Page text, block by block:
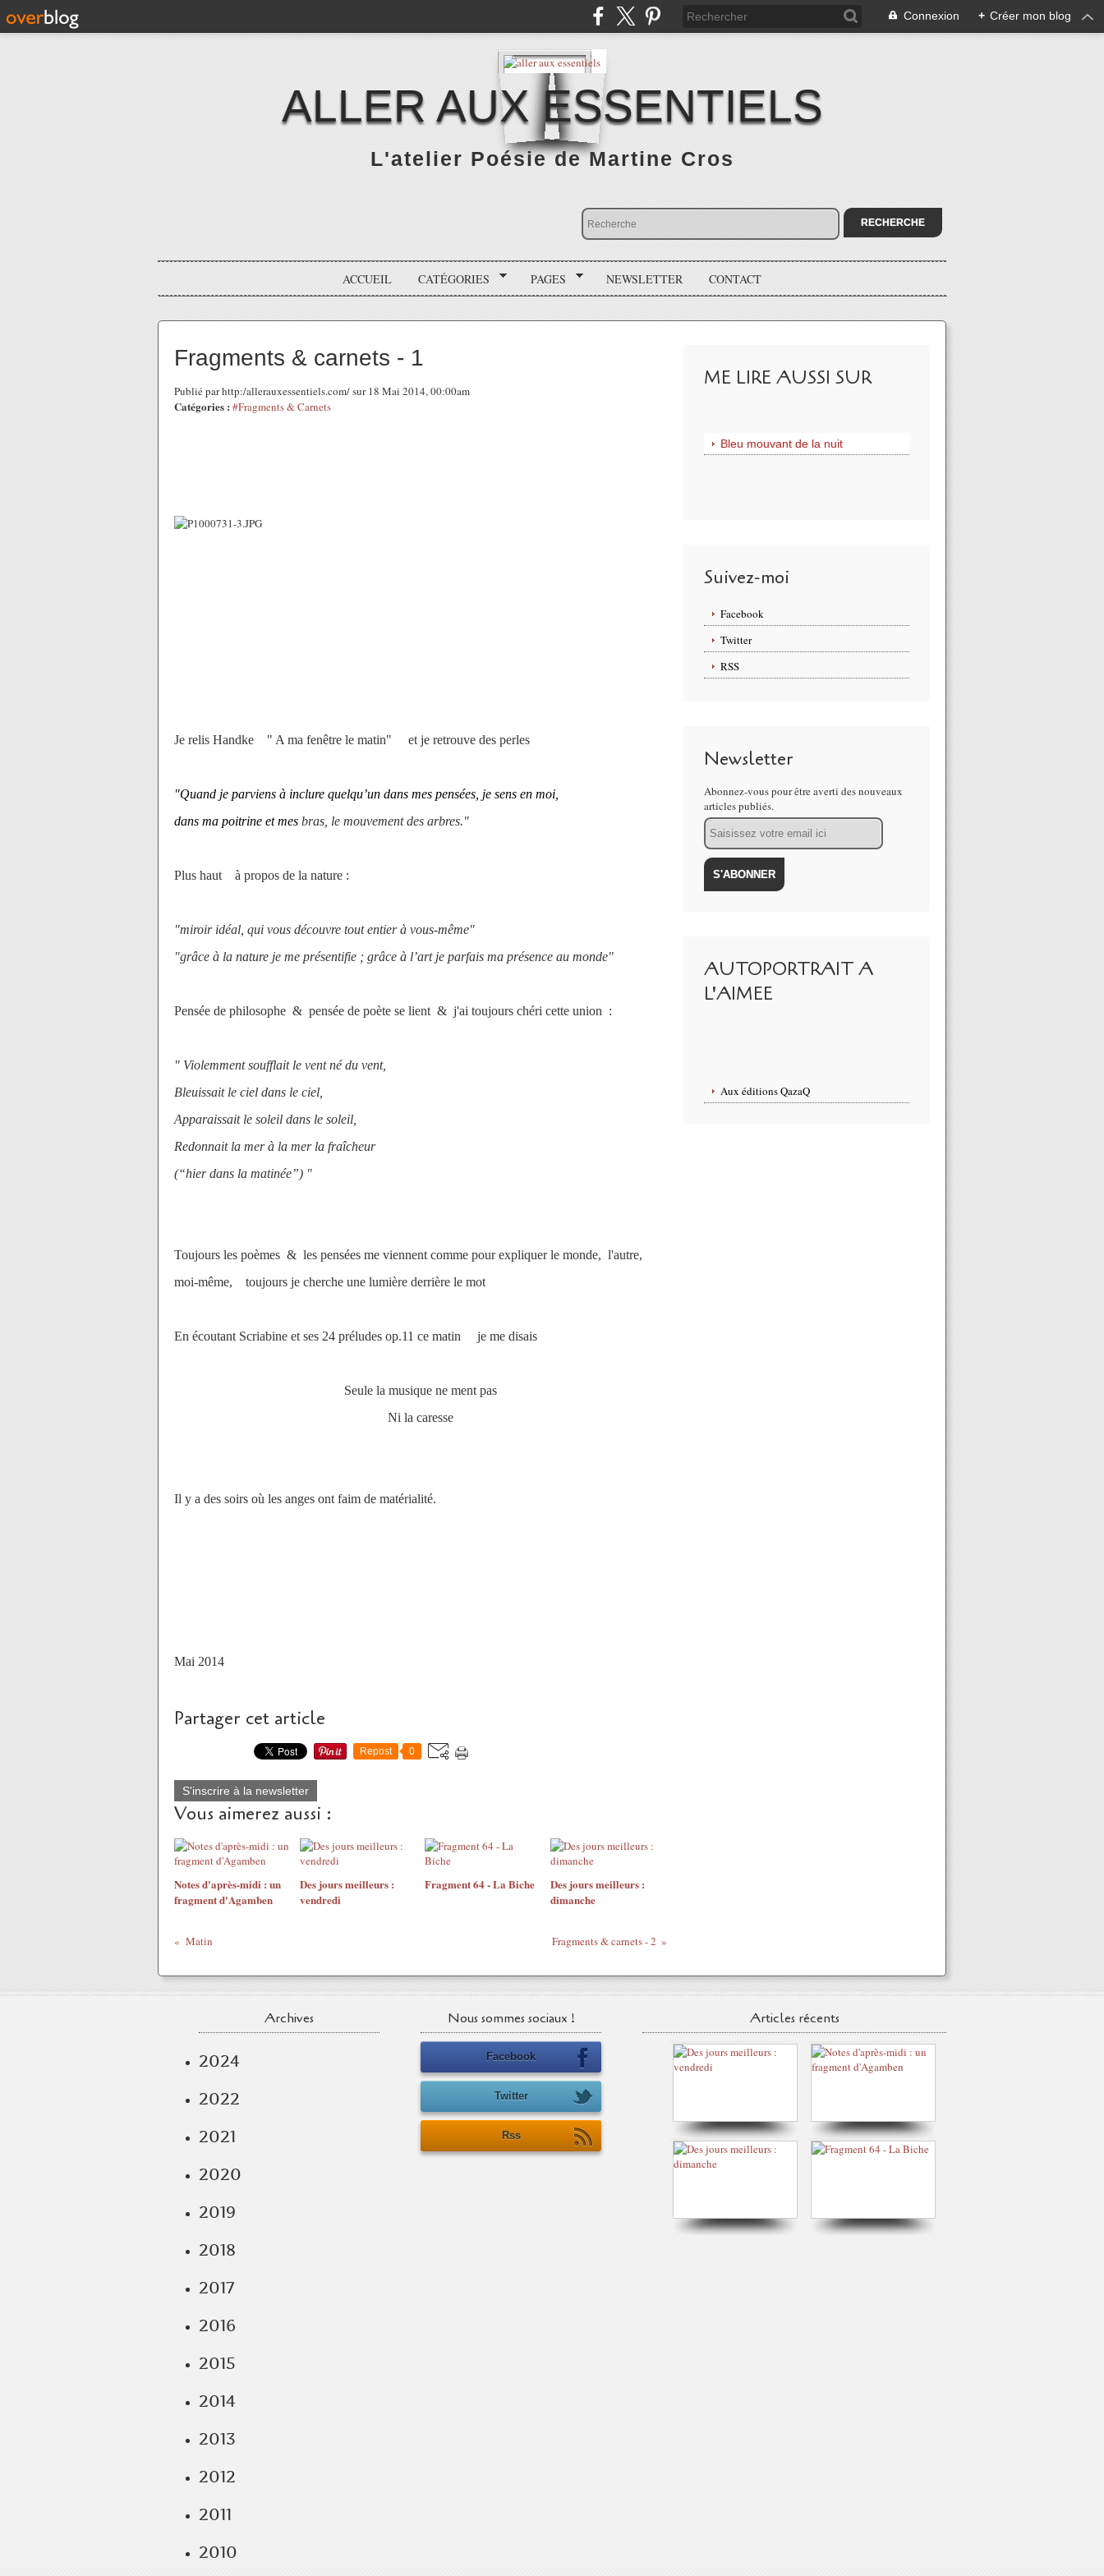
Connexion + Créer mon blog
ALLER AUX ESSENTIELS
L'atelier Poésie de Martine Cros
ACCUEIL CATÉGORIES PAGES NEWSLETTER CONTACT
Fragments & carnets - 1
Publié par http:/allerauxessentiels.com/ sur 18 Mai 2014, 00:00am
Catégories : #Fragments & Carnets
Je relis Handke " A ma fenêtre le matin" et je retrouve des perles
"Quand je parviens à inclure quelqu’un dans mes pensées, je sens en moi,
dans ma poitrine et mes bras, le mouvement des arbres."
Plus haut à propos de la nature :
"miroir idéal, qui vous découvre tout entier à vous-même"
"grâce à la nature je me présentifie ; grâce à l’art je parfais ma présence au monde"
Pensée de philosophe & pensée de poète se lient & j'ai toujours chéri cette union :
" Violemment soufflait le vent né du vent,
Bleuissait le ciel dans le ciel,
Apparaissait le soleil dans le soleil,
Redonnait la mer à la mer la fraîcheur
(“hier dans la matinée”) "
Toujours les poèmes & les pensées me viennent comme pour expliquer le monde, l'autre,
moi-même, toujours je cherche une lumière derrière le mot
En écoutant Scriabine et ses 24 préludes op.11 ce matin je me disais
Seule la musique ne ment pas
Ni la caresse
Il y a des soirs où les anges ont faim de matérialité.
Mai 2014
Partager cet article
Repost 0
S'inscrire à la newsletter
Vous aimerez aussi :
Notes d'après-midi : un
fragment d'Agamben
Des jours meilleurs :
vendredi
Fragment 64 - La Biche
Des jours meilleurs :
dimanche
Matin Fragments & carnets - 2
ME LIRE AUSSI SUR
Bleu mouvant de la nuit
Suivez-moi
Facebook
Twitter
RSS
Newsletter
Abonnez-vous pour être averti des nouveaux
articles publiés.
Email
AUTOPORTRAIT A
L'AIMEE
Aux éditions QazaQ
Archives
2024
2022
2021
2020
2019
2018
2017
2016
2015
2014
2013
2012
2011
2010
Nous sommes sociaux !
Facebook
Twitter
Rss
Articles récents